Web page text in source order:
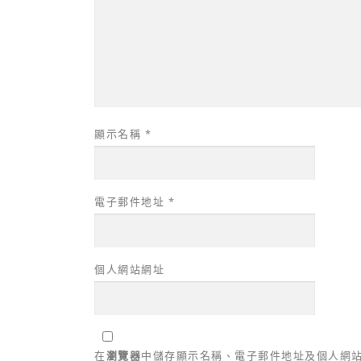
顯示名稱 *
電子郵件地址 *
個人網站網址
在瀏覽器中儲存顯示名稱、電子郵件地址及個人網